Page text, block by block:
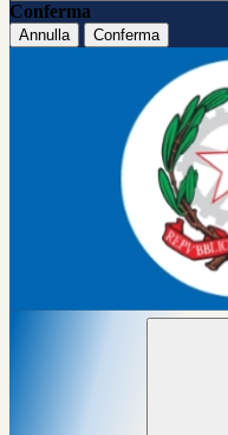
Conferma
Annulla Conferma